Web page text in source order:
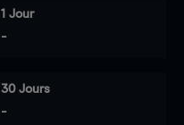
1 Jour
-
30 Jours
-